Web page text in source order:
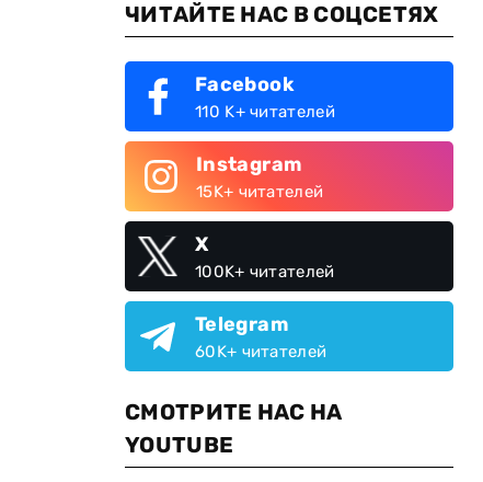
ЧИТАЙТЕ НАС В СОЦСЕТЯХ
Facebook
110 K+ читателей
Instagram
15K+ читателей
X
100K+ читателей
Telegram
60K+ читателей
СМОТРИТЕ НАС НА
YOUTUBE